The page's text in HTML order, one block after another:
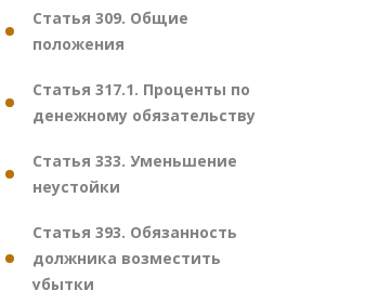
Статья 309. Общие
положения
Статья 317.1. Проценты по
денежному обязательству
Статья 333. Уменьшение
неустойки
Статья 393. Обязанность
должника возместить
убытки